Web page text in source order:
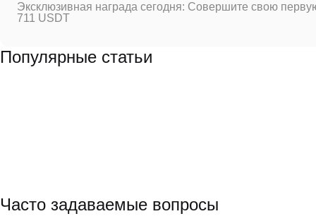
Эксклюзивная награда сегодня: Совершите свою
711 USDT
Популярные статьи
Часто задаваемые вопросы